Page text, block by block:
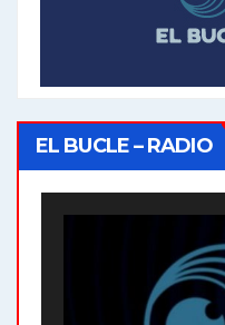
EL BUCLE – RADIO